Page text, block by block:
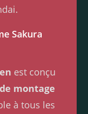
Sakura
est conçu
montage
à tous les